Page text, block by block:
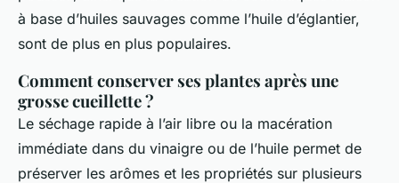
à base d’huiles sauvages comme l’huile d’églantier,
sont de plus en plus populaires.
Comment conserver ses plantes après une
grosse cueillette ?
Le séchage rapide à l’air libre ou la macération
immédiate dans du vinaigre ou de l’huile permet de
préserver les arômes et les propriétés sur plusieurs